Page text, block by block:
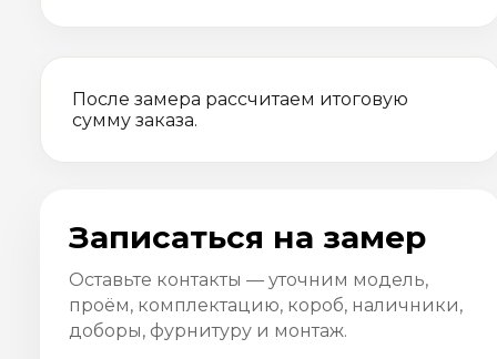
После замера рассчитаем итоговую
сумму заказа.
Записаться на замер
Оставьте контакты — уточним модель,
проём, комплектацию, короб, наличники,
доборы, фурнитуру и монтаж.